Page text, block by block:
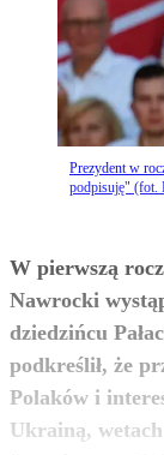
Prezydent w
podpisuję" (fot.
W pierwszą
Nawrocki
dziedzińcu
podkreślił, że
Polaków i
Ukrainą,